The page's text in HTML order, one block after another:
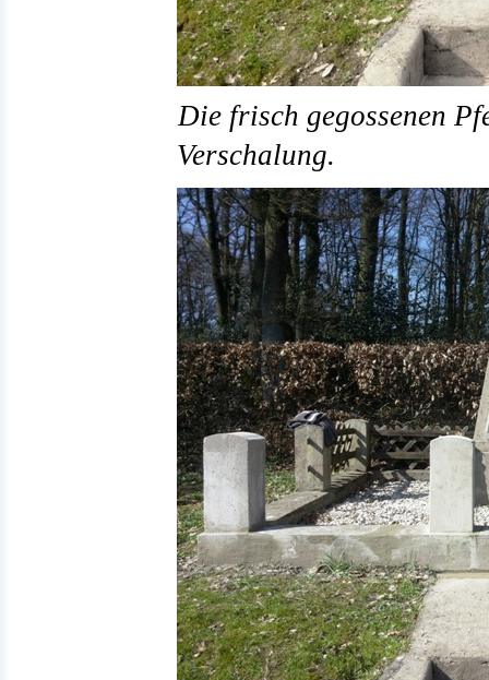
Die frisch gegossenen
Verschalung.